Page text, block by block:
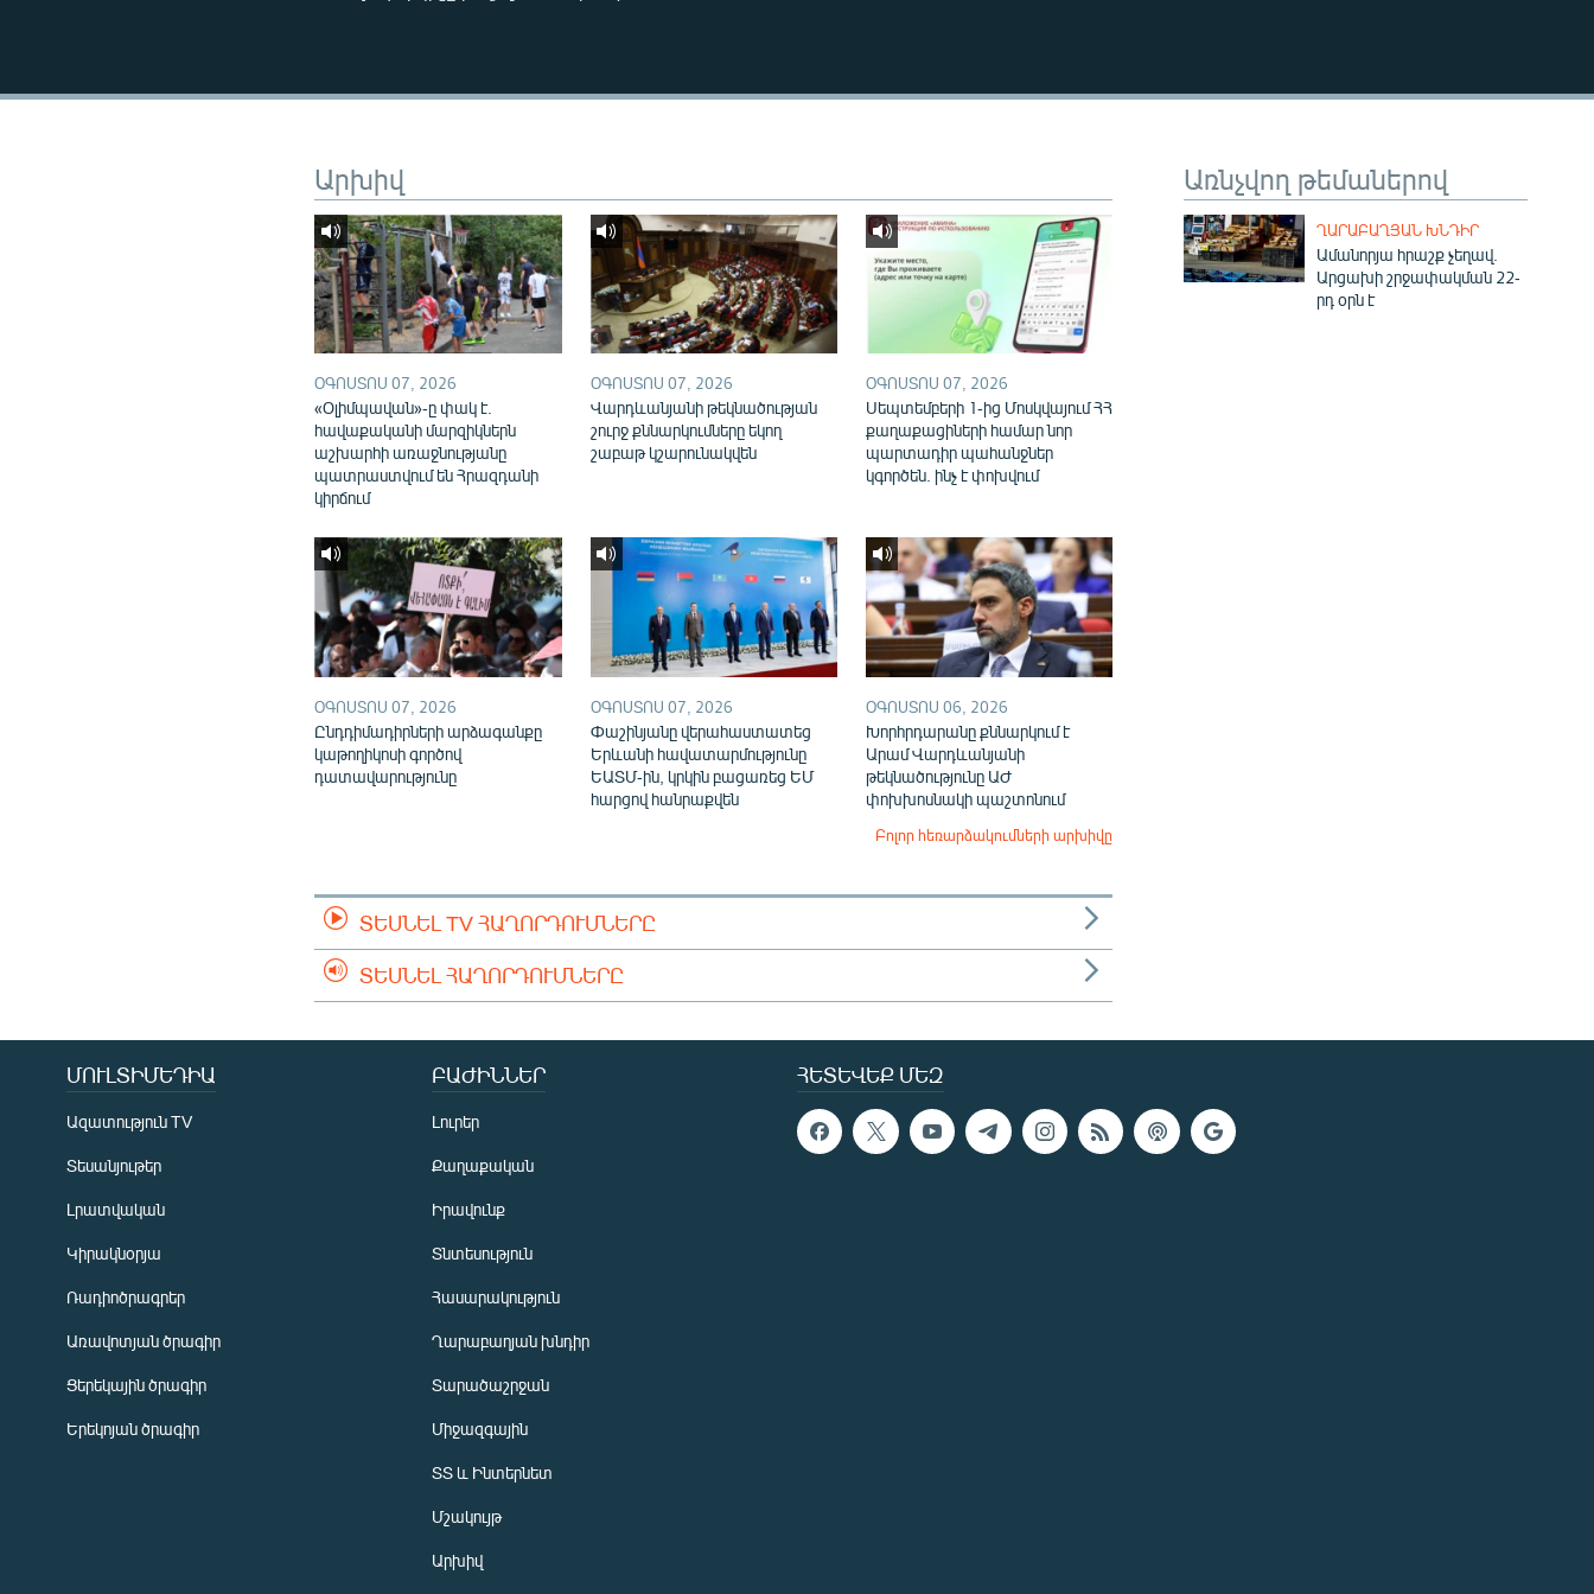
ՍՊՈՐՏ
Առնչվող թեմաներով
ՂԱՐԱԲԱՂՅԱՆ ԽՆԴԻՐ
Ամանորյա հրաշք չեղավ.
Արցախի շրջափակման 22-
րդ օրն է
Արխիվ
ՕԳՈՍՏՈՍ 07, 2026
«Օլիմպավան»-ը փակ է.
հավաքականի մարզիկներն
աշխարհի առաջնությանը
պատրաստվում են Հրազդանի
կիրճում
ՕԳՈՍՏՈՍ 07, 2026
Վարդևանյանի թեկնածության
շուրջ քննարկումները եկող
շաբաթ կշարունակվեն
ՕԳՈՍՏՈՍ 07, 2026
Սեպտեմբերի 1-ից Մոսկվայում ՀՀ
քաղաքացիների համար նոր
պարտադիր պահանջներ
կգործեն. ինչ է փոխվում
ՕԳՈՍՏՈՍ 07, 2026
Ընդդիմադիրների արձագանքը
կաթողիկոսի գործով
դատավարությունը
ՕԳՈՍՏՈՍ 07, 2026
Փաշինյանը վերահաստատեց
Երևանի հավատարմությունը
ԵԱՏՄ-ին, կրկին բացառեց ԵՄ
հարցով հանրաքվեն
ՕԳՈՍՏՈՍ 06, 2026
Խորհրդարանը քննարկում է
Արամ Վարդևանյանի
թեկնածությունը ԱԺ
փոխխոսնակի պաշտոնում
Բոլոր հեռարձակումների արխիվը
ՏԵՍՆԵԼ TV ՀԱՂՈՐԴՈՒՄՆԵՐԸ
ՏԵՍՆԵԼ ՀԱՂՈՐԴՈՒՄՆԵՐԸ
ՀԵՏԵՎԵՔ ՄԵԶ
ՄՈՒԼՏԻՄԵԴԻԱ
Ազատություն TV
Տեսանյութեր
Լրատվական
Կիրակնօրյա
Ռադիոծրագրեր
Առավոտյան ծրագիր
Ցերեկային ծրագիր
Երեկոյան ծրագիր
ԲԱԺԻՆՆԵՐ
Լուրեր
Քաղաքական
Իրավունք
Տնտեսություն
Հասարակություն
Ղարաբաղյան խնդիր
Տարածաշրջան
Միջազգային
ՏՏ և Ինտերնետ
Մշակույթ
Արխիվ